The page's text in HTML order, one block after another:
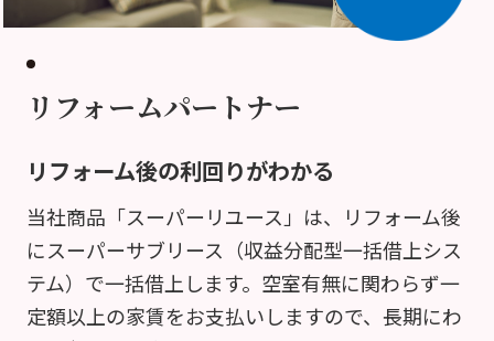
リフォームパートナー
リフォーム後の利回りがわかる
当社商品「スーパーリユース」は、リフォーム後
にスーパーサブリース（収益分配型一括借上シス
テム）で一括借上します。空室有無に関わらず一
定額以上の家賃をお支払いしますので、長期にわ